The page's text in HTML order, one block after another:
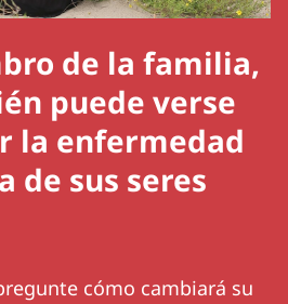
de la familia,
puede verse
la enfermedad
de sus seres
cómo cambiará su